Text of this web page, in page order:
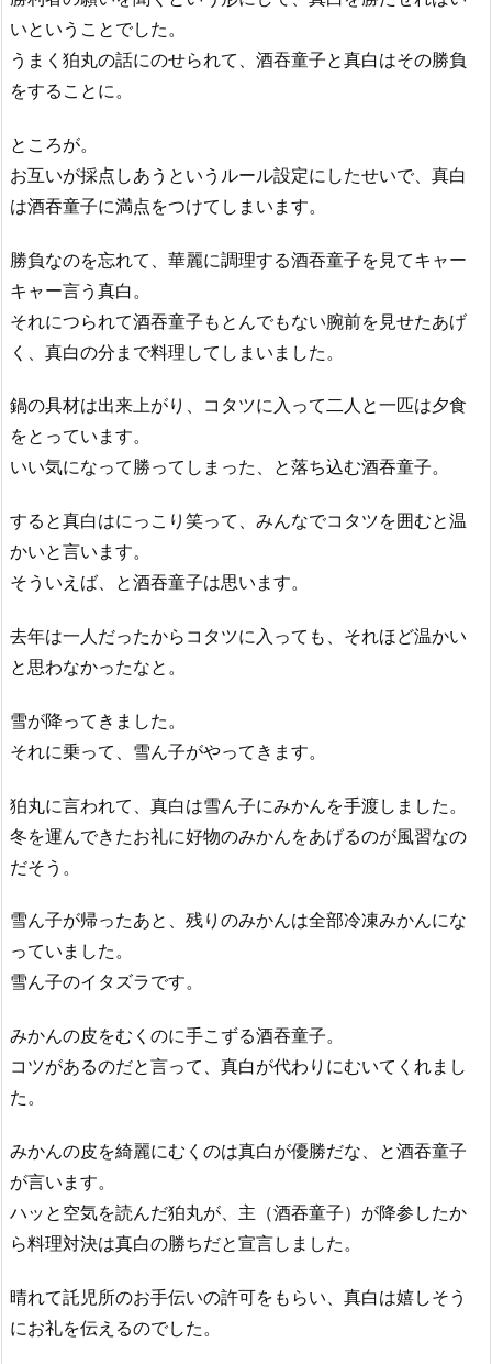
いということでした。
うまく狛丸の話にのせられて、酒吞童子と真白はその勝負
をすることに。
ところが。
お互いが採点しあうというルール設定にしたせいで、真白
は酒吞童子に満点をつけてしまいます。
勝負なのを忘れて、華麗に調理する酒吞童子を見てキャー
キャー言う真白。
それにつられて酒吞童子もとんでもない腕前を見せたあげ
く、真白の分まで料理してしまいました。
鍋の具材は出来上がり、コタツに入って二人と一匹は夕食
をとっています。
いい気になって勝ってしまった、と落ち込む酒吞童子。
すると真白はにっこり笑って、みんなでコタツを囲むと温
かいと言います。
そういえば、と酒吞童子は思います。
去年は一人だったからコタツに入っても、それほど温かい
と思わなかったなと。
雪が降ってきました。
それに乗って、雪ん子がやってきます。
狛丸に言われて、真白は雪ん子にみかんを手渡しました。
冬を運んできたお礼に好物のみかんをあげるのが風習なの
だそう。
雪ん子が帰ったあと、残りのみかんは全部冷凍みかんにな
っていました。
雪ん子のイタズラです。
みかんの皮をむくのに手こずる酒吞童子。
コツがあるのだと言って、真白が代わりにむいてくれまし
た。
みかんの皮を綺麗にむくのは真白が優勝だな、と酒吞童子
が言います。
ハッと空気を読んだ狛丸が、主（酒吞童子）が降参したか
ら料理対決は真白の勝ちだと宣言しました。
晴れて託児所のお手伝いの許可をもらい、真白は嬉しそう
にお礼を伝えるのでした。